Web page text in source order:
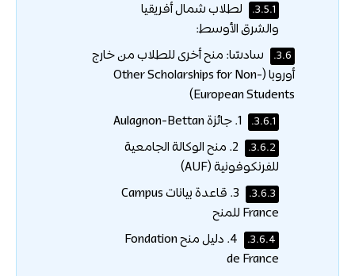
3.5.1.
لطلاب شمال أفريقيا
والشرق الأوسط:
3.6.
سادسًا: منح أخرى للطلاب من خارج
أوروبا (Other Scholarships for Non-
European Students)
3.6.1.
3.6.2.
2. منح الوكالة الجامعية
للفرنكوفونية (AUF)
3.6.3.
3. قاعدة بيانات Campus
France للمنح
3.6.4.
4. دليل منح Fondation
de France